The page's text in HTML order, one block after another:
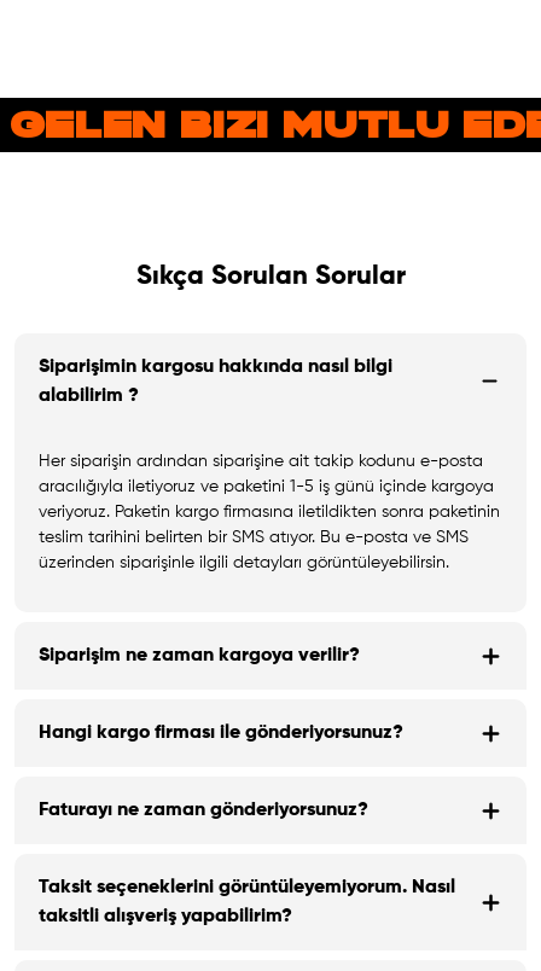
BIZI MUTLU
Sıkça Sorulan Sorular
Siparişimin kargosu hakkında nasıl bilgi
alabilirim ?
Her siparişin ardından siparişine ait takip kodunu e-posta
aracılığıyla iletiyoruz ve paketini 1-5 iş günü içinde kargoya
veriyoruz. Paketin kargo firmasına iletildikten sonra paketinin
teslim tarihini belirten bir SMS atıyor. Bu e-posta ve SMS
üzerinden siparişinle ilgili detayları görüntüleyebilirsin.
Siparişim ne zaman kargoya verilir?
Hangi kargo firması ile gönderiyorsunuz?
Faturayı ne zaman gönderiyorsunuz?
Taksit seçeneklerini görüntüleyemiyorum. Nasıl
taksitli alışveriş yapabilirim?